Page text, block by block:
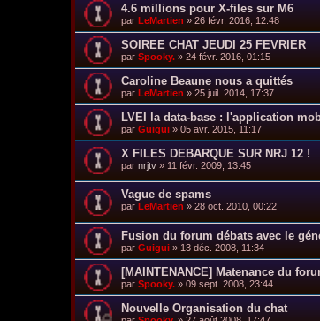
4.6 millions pour X-files sur M6
par LeMartien » 26 févr. 2016, 12:48
SOIREE CHAT JEUDI 25 FEVRIER
par Spooky. » 24 févr. 2016, 01:15
Caroline Beaune nous a quittés
par LeMartien » 25 juil. 2014, 17:37
LVEI la data-base : l'application
par Guigui » 05 avr. 2015, 11:17
X FILES DEBARQUE SUR NRJ 12 !
par nrjtv » 11 févr. 2009, 13:45
Vague de spams
par LeMartien » 28 oct. 2010, 00:22
Fusion du forum débats avec le
par Guigui » 13 déc. 2008, 11:34
[MAINTENANCE] Matenance du
par Spooky. » 09 sept. 2008, 23:44
Nouvelle Organisation du chat